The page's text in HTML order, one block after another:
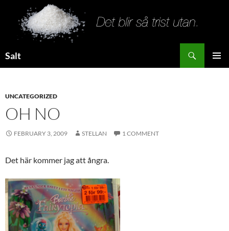
Salt
UNCATEGORIZED
OH NO
FEBRUARY 3, 2009 STELLAN 1 COMMENT
Det här kommer jag att ångra.